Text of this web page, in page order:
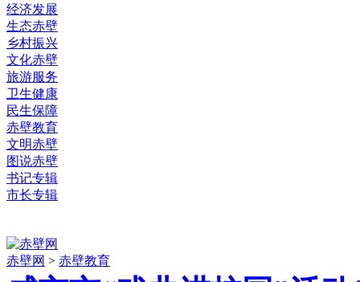
经济发展
生态赤壁
乡村振兴
文化赤壁
旅游服务
卫生健康
民生保障
赤壁教育
文明赤壁
图说赤壁
书记专辑
市长专辑
赤壁网 > 赤壁教育